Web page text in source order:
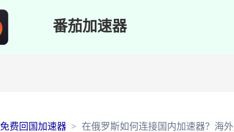
番茄加速器
免费回国加速器 在俄罗斯如何连接国内加速器？海